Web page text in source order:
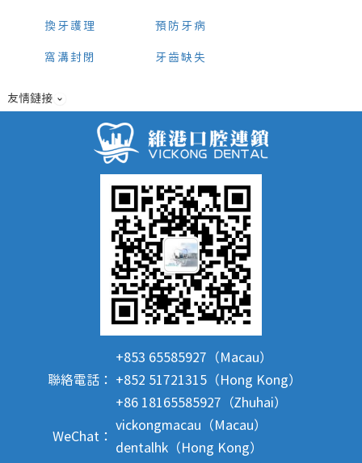
換牙護理
窩溝封閉
預防牙病
牙齒缺失
友情鏈接
聯絡電話：
+853 65585927（Macau）
+852 51721315（Hong Kong）
+86 18165585927（Zhuhai）
WeChat：
vickongmacau（Macau）
dentalhk（Hong Kong）